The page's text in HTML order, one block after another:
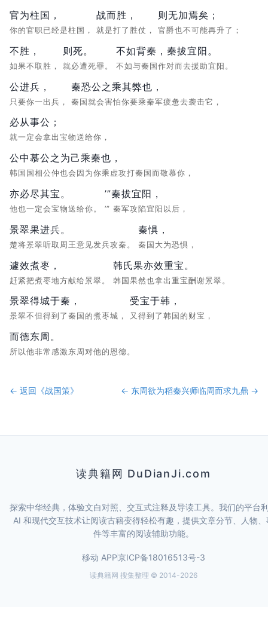
官为柱国，
你的官职已经是柱国，
战而胜，
就是打了胜仗，
则无加焉矣；
官爵也不可能再升了；
不胜，
如果不取胜，
则死。
就必遭死罪。
不如背秦，秦拔宜阳。
不如与秦国作对而去援助宜阳。
公进兵，
只要你一出兵，
秦恐公之乘其弊也，
秦国就会害怕你要乘秦军疲惫去袭击它，
必从事公；
就一定会拿出宝物送给你，
公中慕公之为己乘秦也，
韩国国相公仲也会因为你乘虚攻打秦国而敬慕你，
亦必尽其宝。
他也一定会宝物送给你。
’”秦拔宜阳，
’” 秦军攻陷宜阳以后，
景翠果进兵。
楚将景翠听取周王意见发兵攻秦。
秦惧，
秦国大为恐惧，
遽效煮枣，
赶紧把煮枣地方献给景翠。
韩氏果亦效重宝。
韩国果然也拿出重宝酬谢景翠。
景翠得城于秦，
景翠不但得到了秦国的煮枣城，
受宝于韩，
又得到了韩国的财宝，
而德东周。
所以他非常感激东周对他的恩德。
← 返回《战国策》 ← 东周欲为稻秦兴师临周而求九鼎 →
读典籍网 DuDianJi.com
探索中华经典，体验文白对照、交互式注释及导读工具。我们的平台
AI 和现代交互技术让阅读古籍变得轻松有趣，提供文章分节、人物、
件等丰富的阅读辅助功能。
移动 APP京ICP备18016513号-3
读典籍网 搜集整理 © 2014-2026